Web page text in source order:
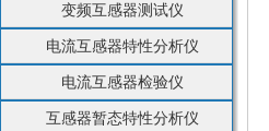
变频互感器测试仪
电流互感器特性分析仪
电流互感器检验仪
互感器暂态特性分析仪